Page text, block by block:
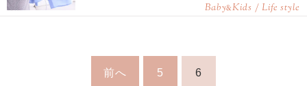
Baby&Kids / Life style
前へ 5 6